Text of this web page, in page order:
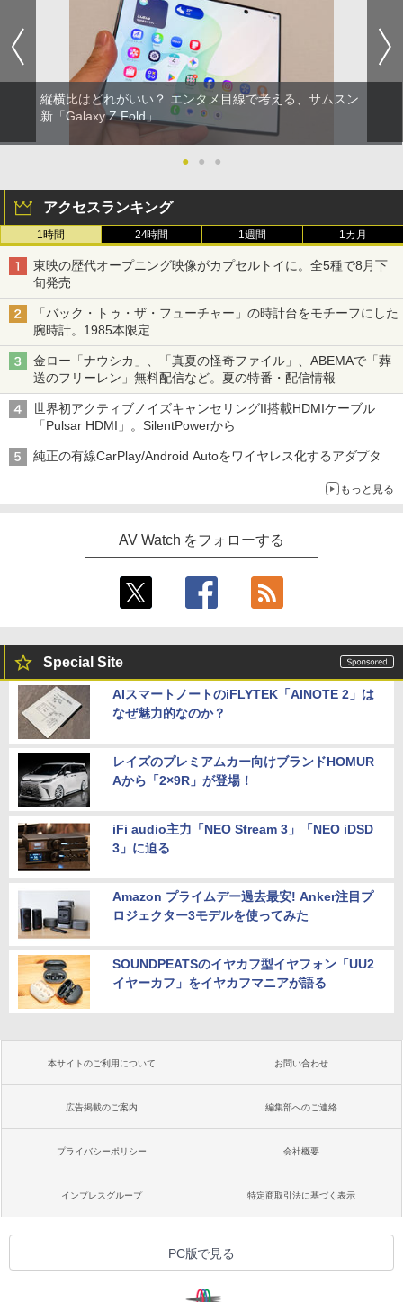
縦横比はどれがいい？ エンタメ目線で考える、サムスン
新「Galaxy Z Fold」
● ● ●
アクセスランキング
1時間 24時間 1週間 1カ月
東映の歴代オープニング映像がカプセルトイに。全5種で8月下
旬発売
「バック・トゥ・ザ・フューチャー」の時計台をモチーフにした
腕時計。1985本限定
金ロー「ナウシカ」、「真夏の怪奇ファイル」、ABEMAで「葬
送のフリーレン」無料配信など。夏の特番・配信情報
世界初アクティブノイズキャンセリングII搭載HDMIケーブル
「Pulsar HDMI」。SilentPowerから
純正の有線CarPlay/Android Autoをワイヤレス化するアダプタ
もっと見る
AV Watch をフォローする
Special Site
AIスマートノートのiFLYTEK「AINOTE 2」は
なぜ魅力的なのか？
レイズのプレミアムカー向けブランドHOMUR
Aから「2×9R」が登場！
iFi audio主力「NEO Stream 3」「NEO iDSD
3」に迫る
Amazon プライムデー過去最安! Anker注目プ
ロジェクター3モデルを使ってみた
SOUNDPEATSのイヤカフ型イヤフォン「UU2
イヤーカフ」をイヤカフマニアが語る
本サイトのご利用について お問い合わせ
広告掲載のご案内 編集部へのご連絡
プライバシーポリシー 会社概要
インプレスグループ 特定商取引法に基づく表示
PC版で見る